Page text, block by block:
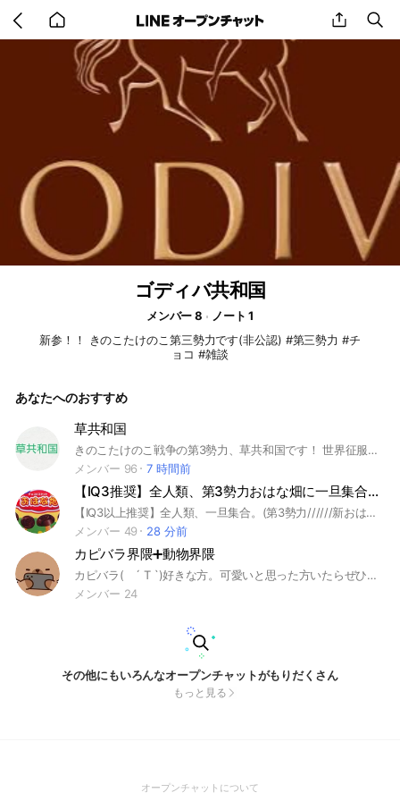
back
to
home
share
ゴディバ共和国
メンバー 8
ノート 1
新参！！ きのこたけのこ第三勢力です(非公認) #第三勢力 #チ
ョコ #雑談
あなたへのおすすめ
草共和国
きのこたけのこ戦争の第3勢力、草共和国です！ 世界征服をめざましてます🌱 90人達成ありがとう！！！！！！！！！ 100人の壁を超えたい…！ お願い!君にその目標を手伝ってほしい!
メンバー 96
7 時間前
【IQ3推奨】全人類、第3勢力おはな畑に一旦集合。#£
【IQ3以上推奨】全人類、一旦集合。(第3勢力//////新おはな畑!!!!//////) ここは、日々のストレスでアイスクリームのように溶けかかった脳みそを休める場所です🧠🫠 ✅ やっていいこと ・「お腹すいた」と3秒おきに言う ・宇宙の真理について悟る ・独り言（返信期待すなw） ❌ ダメなこと ・難しい話（管理人の頭が爆発します） ・喧嘩（仲良く馬鹿なことしよ〜！） 入室時の挨拶は「ペンタゴンパラダイス！」でお願いします（嘘です、普通でいいです）。 #雑談 #カオス#きのこたけのこ戦争#第3勢力
メンバー 49
28 分前
カピバラ界隈➕動物界隈
カピバラ( ´ T `)好きな方。可愛いと思った方いたらぜひ！動物好きな人でも歓迎
メンバー 24
その他にもいろんなオープンチャットがもりだくさん
もっと見る
オープンチャットについて